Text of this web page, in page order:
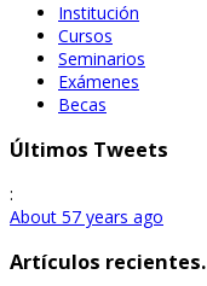
Institución
Cursos
Seminarios
Exámenes
Becas
Últimos Tweets
:
About 57 years ago
Artículos recientes.